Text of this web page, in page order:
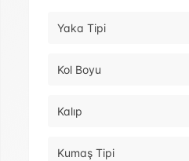
Yaka Tipi
Kol Boyu
Kalıp
Kumaş Tipi